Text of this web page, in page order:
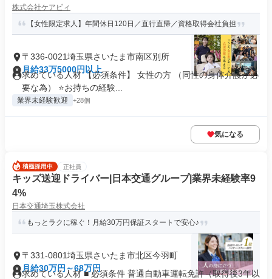
株式会社ケアビィ
【女性限定求人】年間休日120日／直行直帰／資格取得会社負担
〒336-0021埼玉県さいたま市南区別所
月給33万5000円以上
求めている人材 【必須条件】 女性の方 （同性の身体介護が必
要な為） ⭐お持ちの経験...
業界未経験歓迎 +28個
気になる
正社員
キッズ送迎ドライバー|日本交通グループ|業界未経験率9
4%
日本交通埼玉株式会社
もっとラクに稼ぐ！月給30万円保証スタートで安心♪
〒331-0801埼玉県さいたま市北区今羽町
月給30万円～68万円
求めている人材 ■ 必須条件 普通自動車運転免許（取得後3年以